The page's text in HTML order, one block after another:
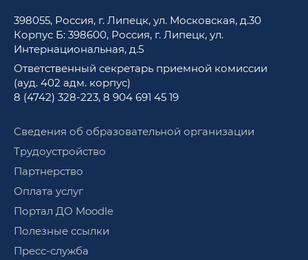
398055, Россия, г. Липецк, ул. Московская, д.30
Корпус Б: 398600, Россия, г. Липецк, ул.
Интернациональная, д.5
Ответственный секретарь приемной комиссии
(ауд. 402 адм. корпус)
8 (4742) 328-223, 8 904 691 45 19
Сведения об образовательной организации
Трудоустройство
Партнерство
Оплата услуг
Портал ДО Moodle
Полезные ссылки
Пресс-служба